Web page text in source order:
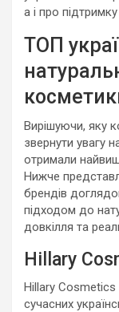
а і про
ТОП
Вирішуючи, яку
звернути увагу
отримали
Нижче
брендів
підходом до
довкілля та
Hillary
Hillary Cosmetics
сучасних